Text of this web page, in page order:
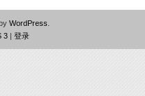
WordPress
3 | 登录